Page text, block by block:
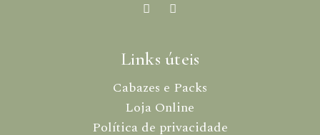
Links úteis
Cabazes e Packs
Loja Online
Política de privacidade